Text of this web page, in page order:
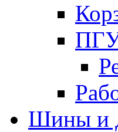
Шины и